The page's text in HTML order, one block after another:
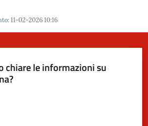
:11-02-2026 10:16
chiare le informazioni su